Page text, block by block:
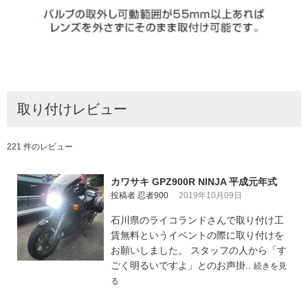
取り付けレビュー
221 件のレビュー
カワサキ GPZ900R NINJA 平成元年式
投稿者 忍者900 2019年10月09日
石川県のライコランドさんで取り付け工
賃無料というイベントの際に取り付けを
お願いしました。 スタッフの人から「す
ごく明るいですよ」とのお声掛.. 続きを見
る